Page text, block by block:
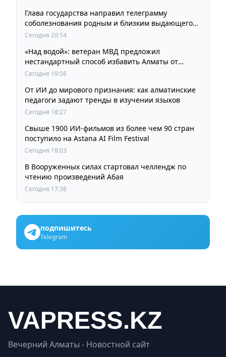
Глава государства направил телеграмму
соболезнования родным и близким выдающегося
кинорежиссера Ардака Амиркулова
Сегодня 20:14
«Над водой»: ветеран МВД предложил
нестандартный способ избавить Алматы от
пробок и смога
Сегодня 19:56
От ИИ до мирового признания: как алматинские
педагоги задают тренды в изучении языков
Сегодня 18:27
Свыше 1900 ИИ-фильмов из более чем 90 стран
поступило на Astana AI Film Festival
Сегодня 18:03
В Вооруженных силах стартовал челлендж по
чтению произведений Абая
Сегодня 17:38
подпишитесь
Telegram
Вечерний Алматы - Новостной сайт